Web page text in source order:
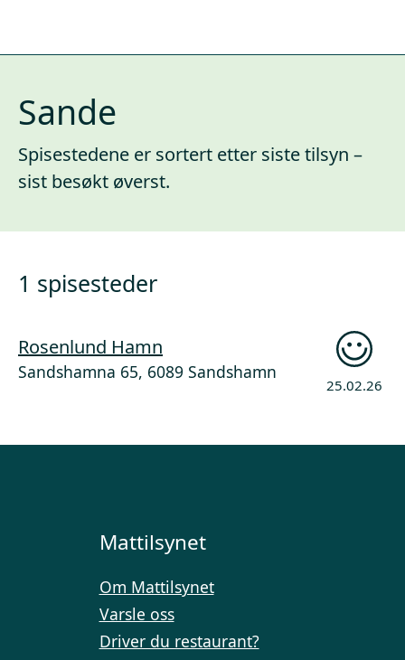
Sande
Spisestedene er sortert etter siste tilsyn –
sist besøkt øverst.
1 spisesteder
Rosenlund Hamn
Sandshamna 65, 6089 Sandshamn
25.02.26
Mattilsynet
Om Mattilsynet
Varsle oss
Driver du restaurant?